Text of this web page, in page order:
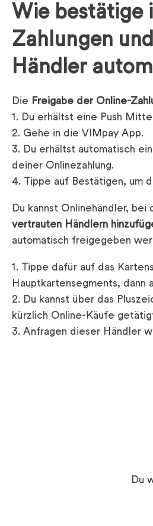
Wie bestätige
Zahlungen
Händler
Die Freigabe der Online-
Du erhältst eine Push
Gehe in die VIMpay App.
Du erhältst automatisch
deiner Onlinezahlung.
Tippe auf Bestätigen, um
Du kannst Onlinehändler,
vertrauten Händlern
automatisch freigegeben
Tippe dafür auf das
Hauptkartensegments, dann
Du kannst über das
kürzlich Online-Käufe
Anfragen dieser Händler
Du